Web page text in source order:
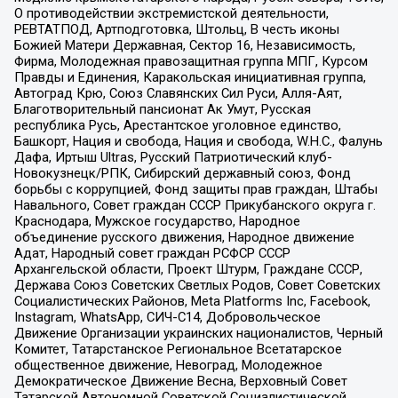
О противодействии экстремистской деятельности,
РЕВТАТПОД, Артподготовка, Штольц, В честь иконы
Божией Матери Державная, Сектор 16, Независимость,
Фирма, Молодежная правозащитная группа МПГ, Курсом
Правды и Единения, Каракольская инициативная группа,
Автоград Крю, Союз Славянских Сил Руси, Алля-Аят,
Благотворительный пансионат Ак Умут, Русская
республика Русь, Арестантское уголовное единство,
Башкорт, Нация и свобода, Нация и свобода, W.H.С., Фалунь
Дафа, Иртыш Ultras, Русский Патриотический клуб-
Новокузнецк/РПК, Сибирский державный союз, Фонд
борьбы с коррупцией, Фонд защиты прав граждан, Штабы
Навального, Совет граждан СССР Прикубанского округа г.
Краснодара, Мужское государство, Народное
объединение русского движения, Народное движение
Адат, Народный совет граждан РСФСР СССР
Архангельской области, Проект Штурм, Граждане СССР,
Держава Союз Советских Светлых Родов, Совет Советских
Социалистических Районов, Meta Platforms Inc, Facebook,
Instagram, WhatsApp, СИЧ-С14, Добровольческое
Движение Организации украинских националистов, Черный
Комитет, Татарстанское Региональное Всетатарское
общественное движение, Невоград, Молодежное
Демократическое Движение Весна, Верховный Совет